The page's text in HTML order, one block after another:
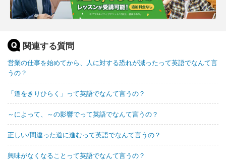
関連する質問
営業の仕事を始めてから、人に対する恐れが減ったって英語でなんて言
うの？
「道をきりひらく」って英語でなんて言うの？
～によって、～の影響でって英語でなんて言うの？
正しい/間違った道に進むって英語でなんて言うの？
興味がなくなることって英語でなんて言うの？